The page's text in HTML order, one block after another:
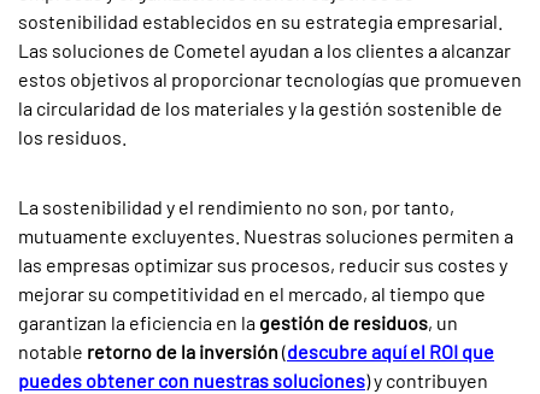
sostenibilidad establecidos en su estrategia empresarial.
Las soluciones de Cometel ayudan a los clientes a alcanzar
estos objetivos al proporcionar tecnologías que promueven
la circularidad de los materiales y la gestión sostenible de
los residuos.
La sostenibilidad y el rendimiento no son, por tanto,
mutuamente excluyentes. Nuestras soluciones permiten a
las empresas optimizar sus procesos, reducir sus costes y
mejorar su competitividad en el mercado, al tiempo que
garantizan la eficiencia en la gestión de residuos, un
notable retorno de la inversión(descubre aquí el ROI que
puedes obtener con nuestras soluciones) y contribuyen